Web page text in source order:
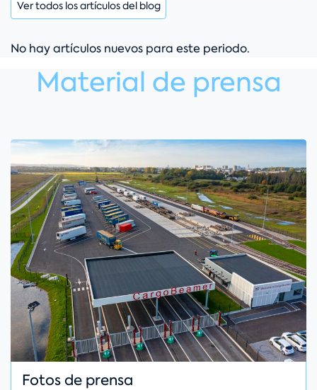
Ver todos los artículos del blog
No hay artículos nuevos para este periodo.
Material de prensa
Fotos de prensa